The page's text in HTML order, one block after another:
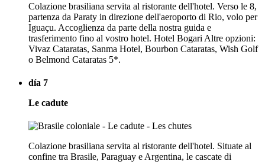
Colazione brasiliana servita al ristorante dell'hotel. Verso le 8,
partenza da Paraty in direzione dell'aeroporto di Rio, volo per
Iguaçu. Accoglienza da parte della nostra guida e
trasferimento fino al vostro hotel. Hotel Bogari Altre opzioni:
Vivaz Cataratas, Sanma Hotel, Bourbon Cataratas, Wish Golf
o Belmond Cataratas 5*.
día 7
Le cadute
Colazione brasiliana servita al ristorante dell'hotel. Situate al
confine tra Brasile, Paraguay e Argentina, le cascate di